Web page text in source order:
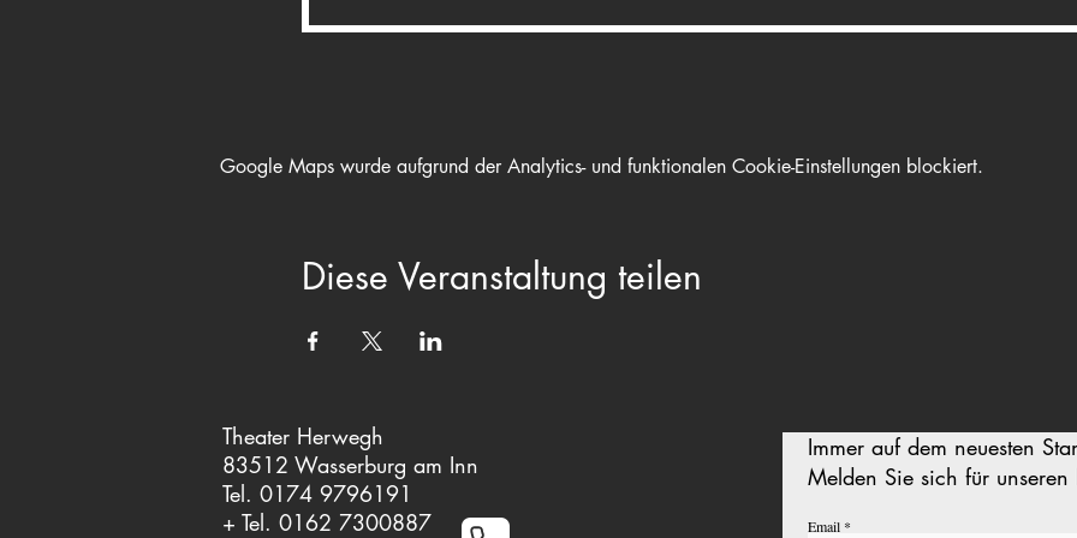
Google Maps wurde aufgrund der Analytics- und funktionalen Cookie-Einstellungen blockiert.
Diese Veranstaltung teilen
Theater Herwegh
83512 Wasserburg am Inn
Tel. 0174 9796191
+ Tel. 0162 7300887
Immer auf dem neuesten
Melden Sie sich für unseren
Email